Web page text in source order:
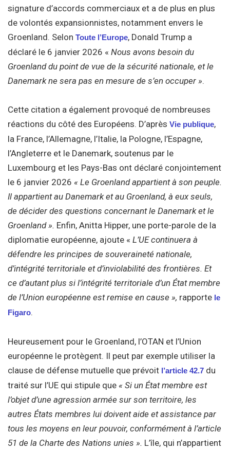
signature d’accords commerciaux et a de plus en plus
de volontés expansionnistes, notamment envers le
Groenland. Selon Toute l’Europe, Donald Trump a
déclaré le 6 janvier 2026 « Nous avons besoin du
Groenland du point de vue de la sécurité nationale, et le
Danemark ne sera pas en mesure de s’en occuper ».
Cette citation a également provoqué de nombreuses
réactions du côté des Européens. D’après Vie publique,
la France, l’Allemagne, l’Italie, la Pologne, l’Espagne,
l’Angleterre et le Danemark, soutenus par le
Luxembourg et les Pays-Bas ont déclaré conjointement
le 6 janvier 2026 « Le Groenland appartient à son peuple.
Il appartient au Danemark et au Groenland, à eux seuls,
de décider des questions concernant le Danemark et le
Groenland ». Enfin, Anitta Hipper, une porte-parole de la
diplomatie européenne, ajoute « L’UE continuera à
défendre les principes de souveraineté nationale,
d’intégrité territoriale et d’inviolabilité des frontières. Et
ce d’autant plus si l’intégrité territoriale d’un État membre
de l’Union européenne est remise en cause », rapporte le
Figaro.
Heureusement pour le Groenland, l’OTAN et l’Union
européenne le protègent. Il peut par exemple utiliser la
clause de défense mutuelle que prévoit l’article 42.7 du
traité sur l’UE qui stipule que « Si un État membre est
l’objet d’une agression armée sur son territoire, les
autres États membres lui doivent aide et assistance par
tous les moyens en leur pouvoir, conformément à l’article
51 de la Charte des Nations unies ». L’île, qui n’appartient